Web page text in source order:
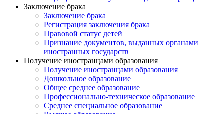
Заключение брака
Заключение брака
Регистрация заключения брака
Правовой статус детей
Признание документов, выданных органами
иностранных государств
Получение иностранцами образования
Получение иностранцами образования
Дошкольное образование
Общее среднее образование
Профессионально-техническое образование
Среднее специальное образование